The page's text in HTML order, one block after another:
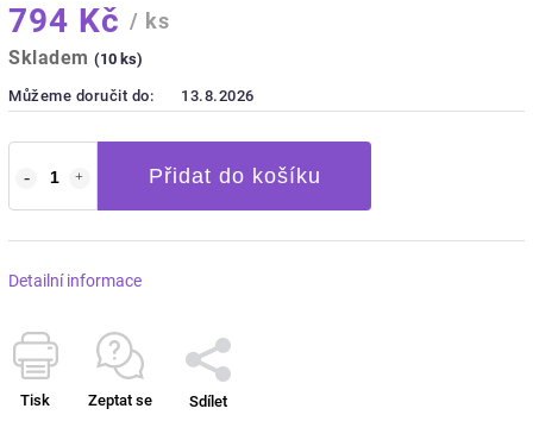
794 Kč / ks
Skladem (10 ks)
Můžeme doručit do: 13.8.2026
Přidat do košíku
Detailní informace
Tisk Zeptat se Sdílet